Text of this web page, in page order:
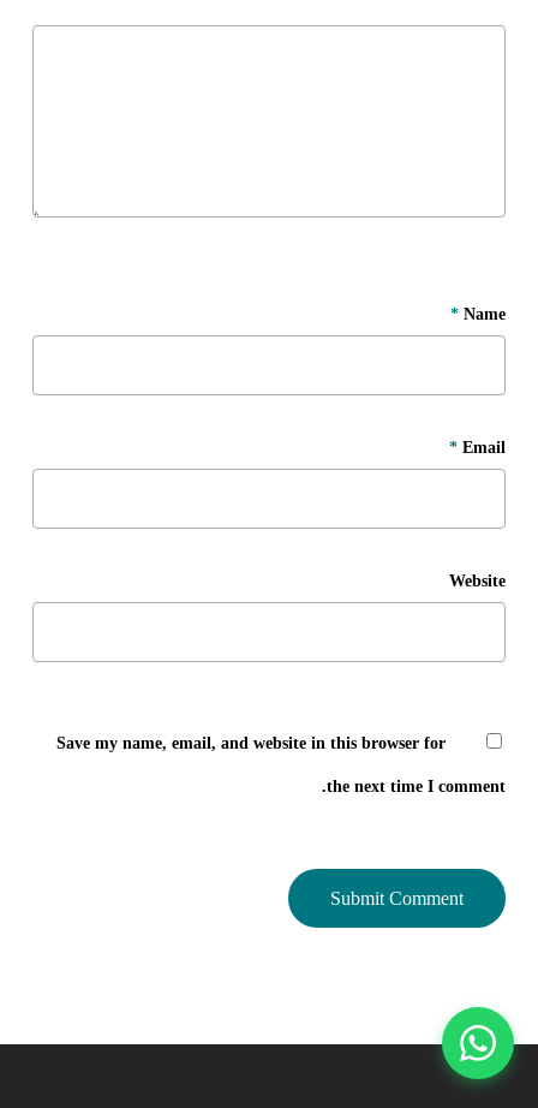
Name
*
Email
*
Website
Save my name, email, and website in this browser for
the next time I comment.